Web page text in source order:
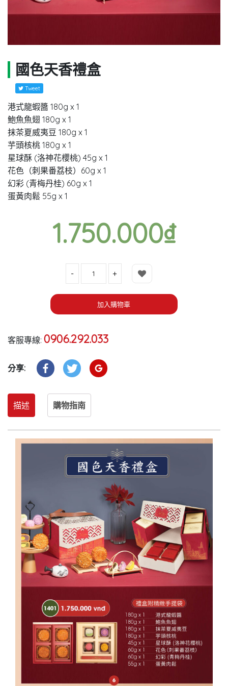
國色天香禮盒
Tweet
港式龍蝦醬 180g x 1
鮑魚魚翅 180g x 1
抹茶夏威夷豆 180g x 1
芋頭核桃 180g x 1
星球酥 (洛神花櫻桃) 45g x 1
花色（刺果番荔枝）60g x 1
幻彩 (青梅丹桂) 60g x 1
蛋黃肉鬆 55g x 1
1.750.000₫
加入購物車
客服專線: 0906.292.033
分享:
描述 購物指南